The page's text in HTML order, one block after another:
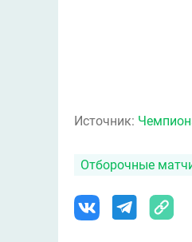
Источник:
Отборочные